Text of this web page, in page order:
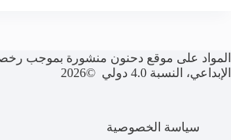
المواد على موقع دحنون منشورة بموجب
الإبداعي، النسبة 4.0 دولي ©2026
سياسة الخصوصية